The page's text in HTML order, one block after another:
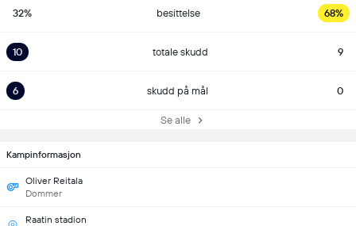
32% besittelse 68%
10 totale skudd 9
6 skudd på mål 0
Se alle
Kampinformasjon
Oliver Reitala
Dommer
Raatin stadion